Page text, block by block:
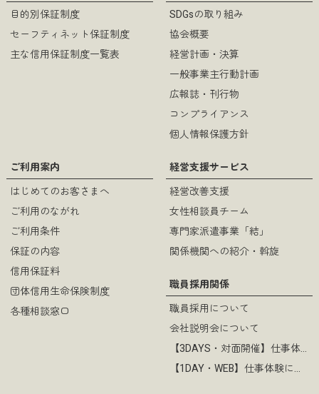
目的別保証制度
セーフティネット保証制度
主な信用保証制度一覧表
SDGsの取り組み
協会概要
経営計画・決算
一般事業主行動計画
広報誌・刊行物
コンプライアンス
個人情報保護方針
ご利用案内
はじめてのお客さまへ
ご利用のながれ
ご利用条件
保証の内容
信用保証料
団体信用生命保険制度
各種相談窓口
経営支援サービス
経営改善支援
女性相談員チーム
専門家派遣事業「結」
関係機関への紹介・斡旋
職員採用関係
職員採用について
会社説明会について
【3DAYS・対面開催】仕事体験について
【1DAY・WEB】仕事体験について